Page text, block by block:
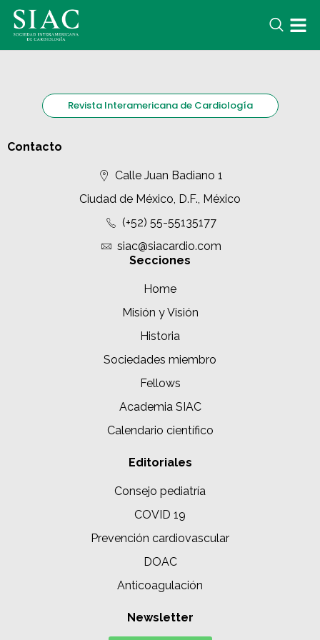
Revista Interamericana de Cardiología
Contacto
Calle Juan Badiano 1
Ciudad de México, D.F., México
(+52) 55-55135177
siac@siacardio.com
Secciones
Home
Misión y Visión
Historia
Sociedades miembro
Fellows
Academia SIAC
Calendario científico
Editoriales
Consejo pediatría
COVID 19
Prevención cardiovascular
DOAC
Anticoagulación
Newsletter